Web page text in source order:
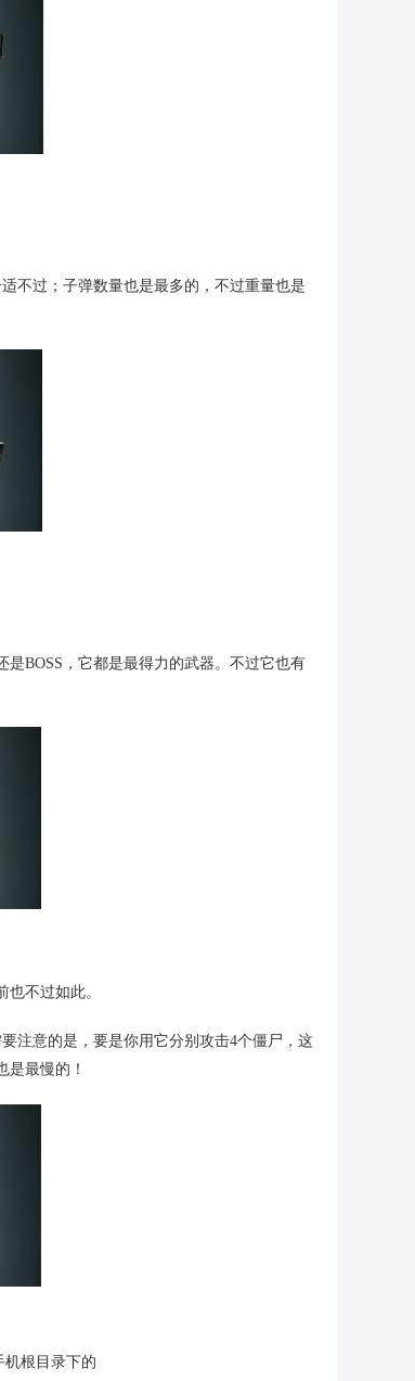
不过；子弹数量也是最多的，不过重量也是
BOSS，它都是最得力的武器。不过它也有
不过如此。
注意的是，要是你用它分别攻击4个僵尸，这
最慢的！
机根目录下的